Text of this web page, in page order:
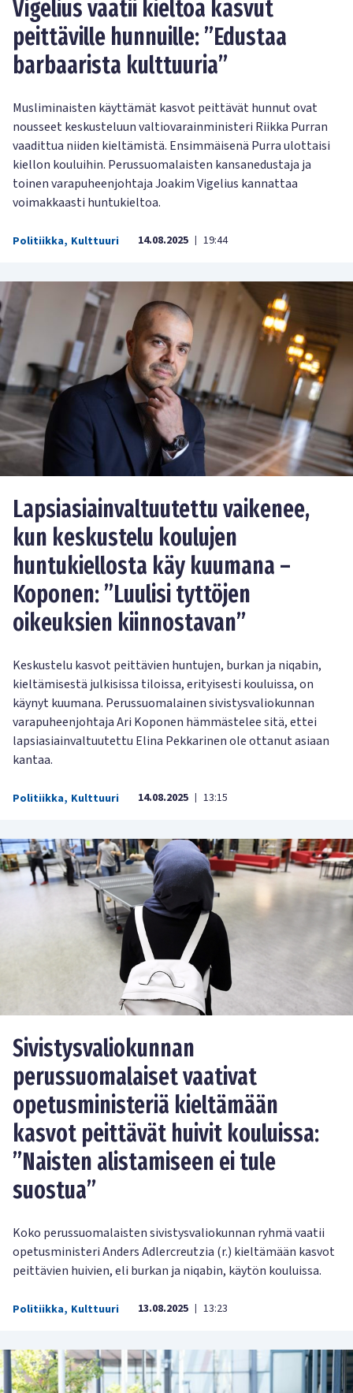
Vigelius vaatii kieltoa kasvut
peittäville hunnuille: ”Edustaa
barbaarista kulttuuria”
Musliminaisten käyttämät kasvot peittävät hunnut ovat
nousseet keskusteluun valtiovarainministeri Riikka Purran
vaadittua niiden kieltämistä. Ensimmäisenä Purra ulottaisi
kiellon kouluihin. Perussuomalaisten kansanedustaja ja
toinen varapuheenjohtaja Joakim Vigelius kannattaa
voimakkaasti huntukieltoa.
Politiikka, Kulttuuri 14.08.2025 | 19:44
Lapsiasiainvaltuutettu vaikenee,
kun keskustelu koulujen
huntukiellosta käy kuumana –
Koponen: ”Luulisi tyttöjen
oikeuksien kiinnostavan”
Keskustelu kasvot peittävien huntujen, burkan ja niqabin,
kieltämisestä julkisissa tiloissa, erityisesti kouluissa, on
käynyt kuumana. Perussuomalainen sivistysvaliokunnan
varapuheenjohtaja Ari Koponen hämmästelee sitä, ettei
lapsiasiainvaltuutettu Elina Pekkarinen ole ottanut asiaan
kantaa.
Politiikka, Kulttuuri 14.08.2025 | 13:15
Sivistysvaliokunnan
perussuomalaiset vaativat
opetusministeriä kieltämään
kasvot peittävät huivit kouluissa:
”Naisten alistamiseen ei tule
suostua”
Koko perussuomalaisten sivistysvaliokunnan ryhmä vaatii
opetusministeri Anders Adlercreutzia (r.) kieltämään kasvot
peittävien huivien, eli burkan ja niqabin, käytön kouluissa.
Politiikka, Kulttuuri 13.08.2025 | 13:23